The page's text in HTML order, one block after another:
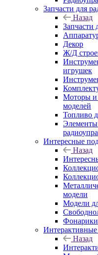
Запчасти для
Назад
Запчасти
Декор
Ж/Д
игрушек
Моторы и
моделей
Топливо
Элементы
Интересные
Назад
модели
Модели
Фонарики
Назад